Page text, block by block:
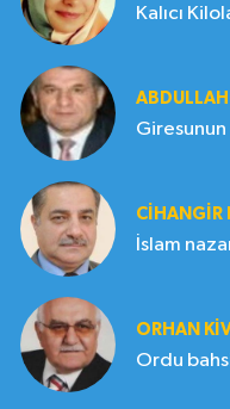
Kalıcı
ABDULLAH
CIHANGIR
İslam
ORHAN
Ordu